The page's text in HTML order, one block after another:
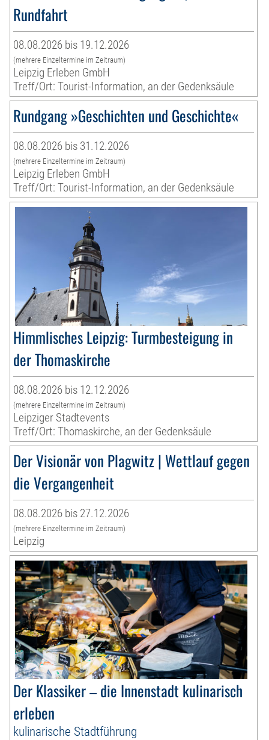
Rundfahrt
08.08.2026 bis 19.12.2026
(mehrere Einzeltermine im Zeitraum)
Leipzig Erleben GmbH
Treff/Ort: Tourist-Information, an der Gedenksäule
Rundgang »Geschichten und Geschichte«
08.08.2026 bis 31.12.2026
(mehrere Einzeltermine im Zeitraum)
Leipzig Erleben GmbH
Treff/Ort: Tourist-Information, an der Gedenksäule
Himmlisches Leipzig: Turmbesteigung in
der Thomaskirche
08.08.2026 bis 12.12.2026
(mehrere Einzeltermine im Zeitraum)
Leipziger Stadtevents
Treff/Ort: Thomaskirche, an der Gedenksäule
Der Visionär von Plagwitz | Wettlauf gegen
die Vergangenheit
08.08.2026 bis 27.12.2026
(mehrere Einzeltermine im Zeitraum)
Leipzig
Der Klassiker – die Innenstadt kulinarisch
erleben
kulinarische Stadtführung